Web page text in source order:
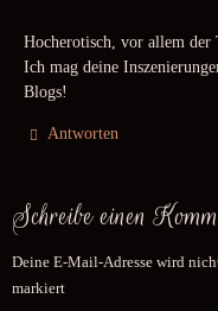
Hocherotisch, vor allem
Ich mag deine
Blogs!
Antworten
Schreibe einen
Deine E-Mail-Adresse wird
markiert